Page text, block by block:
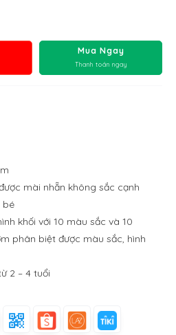
Mua Ngay
Thanh toán ngay
mài nhẵn không sắc cạnh
bé
khối với 10 màu sắc và 10
phân biệt được màu sắc, hình
2 – 4 tuổi